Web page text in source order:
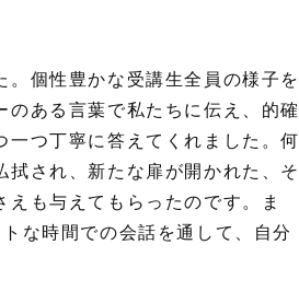
個性豊かな受講生全員の様子を
ある言葉で私たちに伝え、的確
つ丁寧に答えてくれました。何
され、新たな扉が開かれた、そ
も与えてもらったのです。ま
な時間での会話を通して、自分